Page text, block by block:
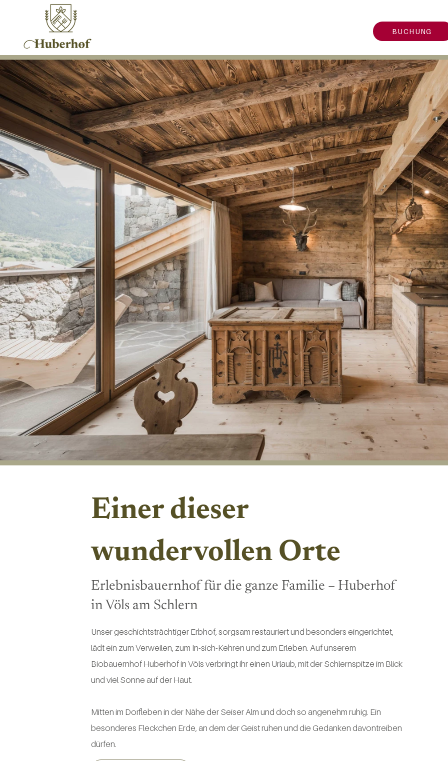
BUCHUNG
Einer dieser
wundervollen Orte
Erlebnisbauernhof für die ganze Familie – Huberhof
in Völs am Schlern
Unser geschichtsträchtiger Erbhof, sorgsam restauriert und besonders eingerichtet,
lädt ein zum Verweilen, zum In-sich-Kehren und zum Erleben. Auf unserem
Biobauernhof Huberhofin Völs verbringt ihr einen Urlaub, mit der Schlernspitze im Blick
und viel Sonne auf der Haut.
Mitten im Dorfleben in der Nähe der Seiser Alm und doch so angenehm ruhig. Ein
besonderes Fleckchen Erde, an dem der Geist ruhen und die Gedanken davontreiben
dürfen.